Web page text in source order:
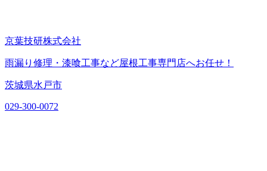
京葉技研株式会社
雨漏り修理・漆喰工事など屋根工事専門店へお任せ！
茨城県水戸市
029-300-0072